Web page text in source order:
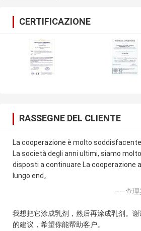
CERTIFICAZIONE
RASSEGNE DEL CLIENTE
La cooperazione è molto
La società degli anni ultimi, siamo molto
disposti a continuare La cooperazione a
lungo end。
——查理
我想把它涂成乳剂，然后再涂成乳剂。谢
的建议，希望你能帮助客户。